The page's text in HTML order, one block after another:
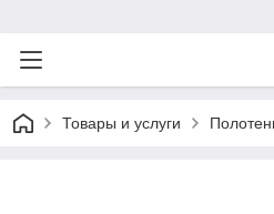
Товары и услуги